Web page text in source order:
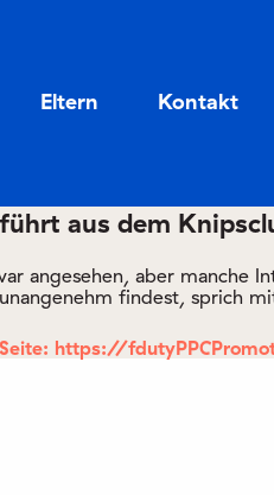
Eltern Kontakt
aus dem
angesehen, aber manche
findest, sprich
https://